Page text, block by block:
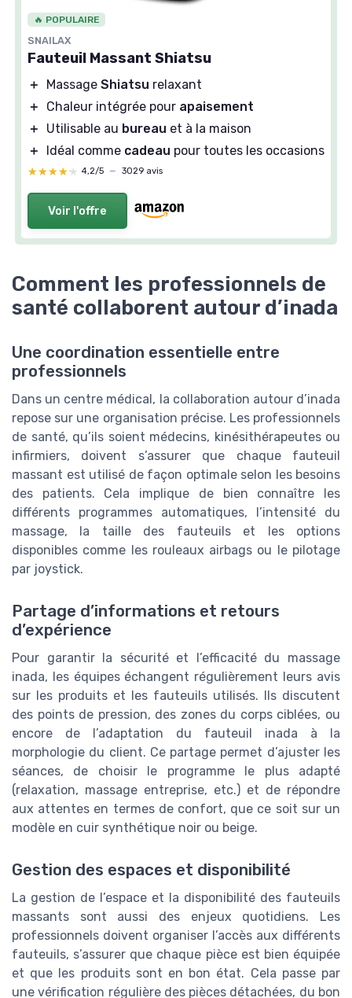
🔥 POPULAIRE
SNAILAX
Fauteuil Massant Shiatsu
＋ Massage Shiatsu relaxant
＋
Chaleur intégrée pour apaisement
＋
Utilisable au bureau et à la maison
＋
Idéal comme cadeau pour toutes les occasions
★★★★★
★★★★★ 4,2/5 — 3029 avis
Voir l'offre
Comment les professionnels de
santé collaborent autour d’inada
Une coordination essentielle entre
professionnels
Dans un centre médical, la collaboration autour d’inada
repose sur une organisation précise. Les professionnels
de santé, qu’ils soient médecins, kinésithérapeutes ou
infirmiers, doivent s’assurer que chaque fauteuil
massant est utilisé de façon optimale selon les besoins
des patients. Cela implique de bien connaître les
différents programmes automatiques, l’intensité du
massage, la taille des fauteuils et les options
disponibles comme les rouleaux airbags ou le pilotage
par joystick.
Partage d’informations et retours
d’expérience
Pour garantir la sécurité et l’efficacité du massage
inada, les équipes échangent régulièrement leurs avis
sur les produits et les fauteuils utilisés. Ils discutent
des points de pression, des zones du corps ciblées, ou
encore de l’adaptation du fauteuil inada à la
morphologie du client. Ce partage permet d’ajuster les
séances, de choisir le programme le plus adapté
(relaxation, massage entreprise, etc.) et de répondre
aux attentes en termes de confort, que ce soit sur un
modèle en cuir synthétique noir ou beige.
Gestion des espaces et disponibilité
La gestion de l’espace et la disponibilité des fauteuils
massants sont aussi des enjeux quotidiens. Les
professionnels doivent organiser l’accès aux différents
fauteuils, s’assurer que chaque pièce est bien équipée
et que les produits sont en bon état. Cela passe par
une vérification régulière des pièces détachées, du bon